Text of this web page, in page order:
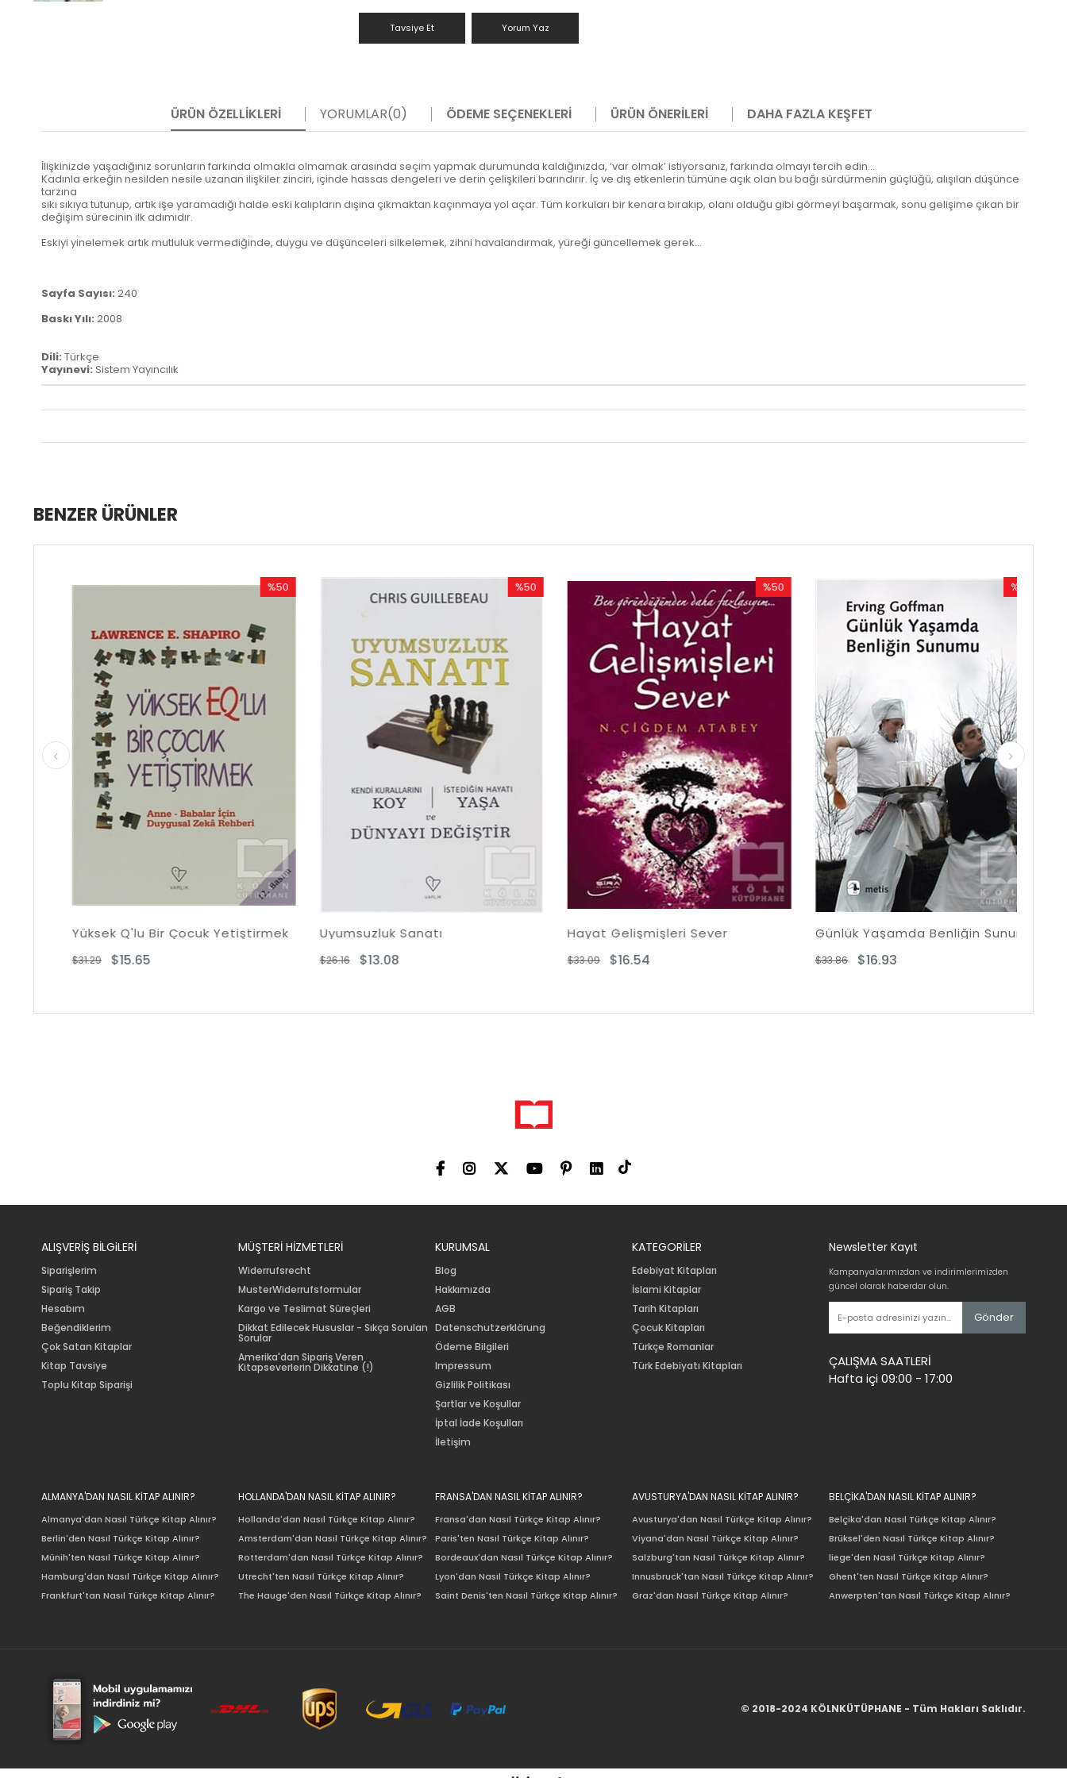
Tavsiye Et Yorum Yaz
ÜRÜN ÖZELLIKLERI YORUMLAR(0) ÖDEME SEÇENEKLERI ÜRÜN ÖNERILERI DAHA FAZLA KEŞFET
İlişkinizde yaşadığınız sorunların farkında olmakla olmamak arasında seçim yapmak durumunda kaldığınızda, ‘var olmak’ istiyorsanız, farkında olmayı tercih edin…
Kadınla erkeğin nesilden nesile uzanan ilişkiler zinciri, içinde hassas dengeleri ve derin çelişkileri barındırır. İç ve dış etkenlerin tümüne açık olan bu bağı sürdürmenin güçlüğü, alışılan düşünce
tarzına
sıkı sıkıya tutunup, artık işe yaramadığı halde eski kalıpların dışına çıkmaktan kaçınmaya yol açar. Tüm korkuları bir kenara bırakıp, olanı olduğu gibi görmeyi başarmak, sonu gelişime çıkan bir
değişim sürecinin ilk adımıdır.
Eskiyi yinelemek artık mutluluk vermediğinde, duygu ve düşünceleri silkelemek, zihni havalandırmak, yüreği güncellemek gerek…
Sayfa Sayısı: 240
Baskı Yılı: 2008
Dili: Türkçe
Yayınevi: Sistem Yayıncılık
BENZER ÜRÜNLER
Yüksek Q'lu Bir Çocuk Yetiştirmek
$15.65
%50
%50İndirim
Uyumsuzluk Sanatı
$13.08
İndirim
Hayat Gelişmişleri Sever
$16.54
%50
İndirim
%50İndirim
Günlük Yaşamda Benliğin Sunumu
$16.93
%50İndirim
ALIŞVERİŞ BİLGiLERİ
Siparişlerim
Sipariş Takip
Hesabım
Beğendiklerim
Çok Satan Kitaplar
Kitap Tavsiye
Toplu Kitap Siparişi
MÜŞTERİ HİZMETLERİ
Widerrufsrecht
MusterWiderrufsformular
Kargo ve Teslimat Süreçleri
Dikkat Edilecek Hususlar - Sıkça Sorulan
Sorular
Amerika'dan Sipariş Veren
Kitapseverlerin Dikkatine (!)
KURUMSAL
Blog
Hakkımızda
AGB
Datenschutzerklärung
Ödeme Bilgileri
Impressum
Gizlilik Politikası
Şartlar ve Koşullar
İptal İade Koşulları
İletişim
KATEGORİLER
Edebiyat Kitapları
İslami Kitaplar
Tarih Kitapları
Çocuk Kitapları
Türkçe Romanlar
Türk Edebiyatı Kitapları
Newsletter Kayıt
Kampanyalarımızdan ve indirimlerimizden
güncel olarak haberdar olun.
Gönder
ÇALIŞMA SAATLERİ
Hafta içi 09:00 - 17:00
ALMANYA'DAN NASIL KİTAP ALINIR?
Almanya'dan Nasıl Türkçe Kitap Alınır?
Berlin'den Nasıl Türkçe Kitap Alınır?
Münih'ten Nasıl Türkçe Kitap Alınır?
Hamburg'dan Nasıl Türkçe Kitap Alınır?
Frankfurt'tan Nasıl Türkçe Kitap Alınır?
HOLLANDA'DAN NASIL KİTAP ALINIR?
Hollanda'dan Nasıl Türkçe Kitap Alınır?
Amsterdam'dan Nasıl Türkçe Kitap Alınır?
Rotterdam'dan Nasıl Türkçe Kitap Alınır?
Utrecht'ten Nasıl Türkçe Kitap Alınır?
The Hauge'den Nasıl Türkçe Kitap Alınır?
FRANSA'DAN NASIL KİTAP ALINIR?
Fransa'dan Nasıl Türkçe Kitap Alınır?
Paris'ten Nasıl Türkçe Kitap Alınır?
Bordeaux'dan Nasıl Türkçe Kitap Alınır?
Lyon'dan Nasıl Türkçe Kitap Alınır?
Saint Denis'ten Nasıl Türkçe Kitap Alınır?
AVUSTURYA'DAN NASIL KİTAP ALINIR?
Avusturya'dan Nasıl Türkçe Kitap Alınır?
Viyana'dan Nasıl Türkçe Kitap Alınır?
Salzburg'tan Nasıl Türkçe Kitap Alınır?
Innusbruck'tan Nasıl Türkçe Kitap Alınır?
Graz'dan Nasıl Türkçe Kitap Alınır?
BELÇİKA'DAN NASIL KİTAP ALINIR?
Belçika'dan Nasıl Türkçe Kitap Alınır?
Brüksel'den Nasıl Türkçe Kitap Alınır?
liege'den Nasıl Türkçe Kitap Alınır?
Ghent'ten Nasıl Türkçe Kitap Alınır?
Anwerpten'tan Nasıl Türkçe Kitap Alınır?
© 2018-2024 KÖLNKÜTÜPHANE - Tüm Hakları Saklıdır.